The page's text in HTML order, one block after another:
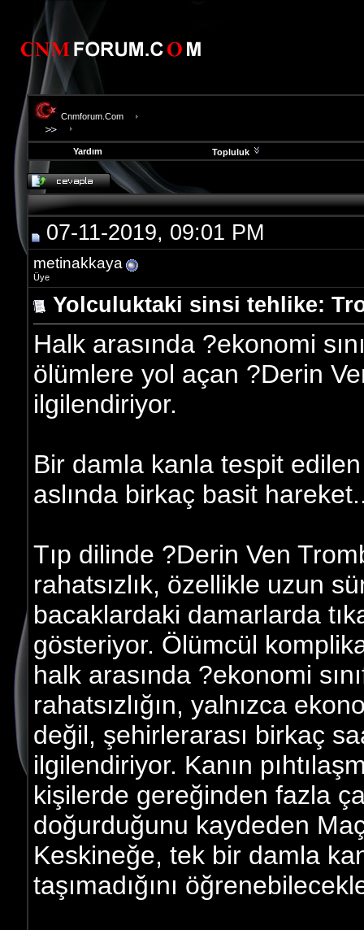
Cnmforum.Com
Yardım Topluluk
evooli
fethiye
escort
gaziantep
escort
gaziantep
escort
07-11-2019, 09:01 PM
metinakkaya
Üye
Yolculuktaki sinsi tehlike:
Halk arasında ?ekonomi
ölümlere yol açan ?Derin
ilgilendiriyor.
Bir damla kanla tespit
aslında birkaç basit
Tıp dilinde ?Derin Ven
rahatsızlık, özellikle uzun
bacaklardaki damarlarda
gösteriyor. Ölümcül
halk arasında ?ekonomi
rahatsızlığın, yalnızca
değil, şehirlerarası birkaç
ilgilendiriyor. Kanın
kişilerde gereğinden fazla
doğurduğunu kaydeden
Keskineğe, tek bir damla
taşımadığını